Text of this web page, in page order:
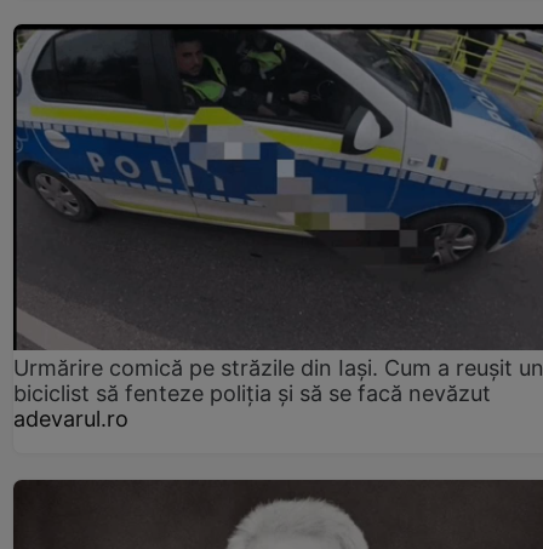
Urmărire comică pe străzile din Iași. Cum a reușit un
biciclist să fenteze poliția și să se facă nevăzut
adevarul.ro